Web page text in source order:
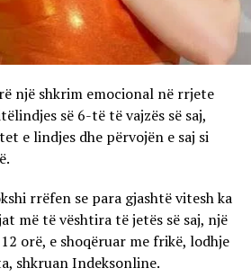
një shkrim emocional në rrjete
së 6-të të vajzës së saj,
e lindjes dhe përvojën e saj si
rrëfen se para gjashtë vitesh ka
më të vështira të jetës së saj, një
orë, e shoqëruar me frikë, lodhje
shkruan Indeksonline.